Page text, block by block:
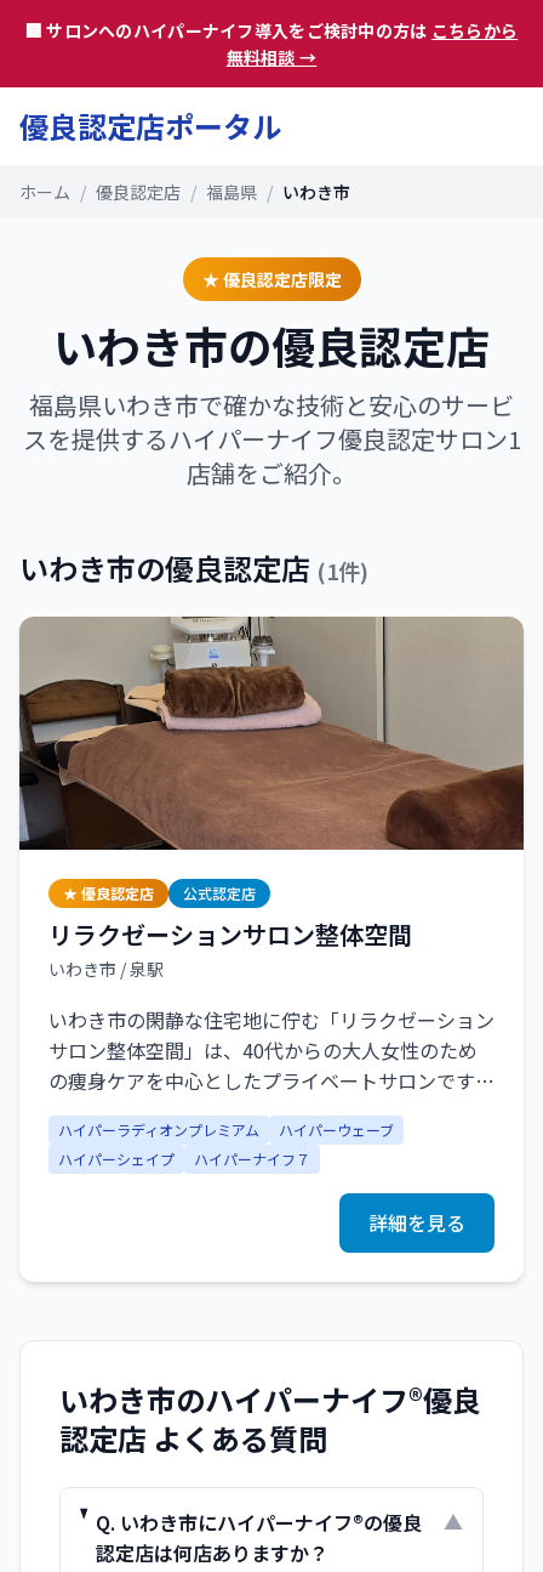
🏢 サロンへのハイパーナイフ導入をご検討中の方は こちらから
無料相談 →
優良認定店ポータル
ホーム / 優良認定店 / 福島県 / いわき市
★ 優良認定店限定
いわき市の優良認定店
福島県いわき市で確かな技術と安心のサービ
スを提供するハイパーナイフ優良認定サロン1
店舗をご紹介。
いわき市の優良認定店 (1件)
★ 優良認定店 公式認定店
リラクゼーションサロン整体空間
いわき市 / 泉駅
いわき市の閑静な住宅地に佇む「リラクゼーション
サロン整体空間」は、40代からの大人女性のため
の痩身ケアを中心としたプライベートサロンです。
最新痩身マシン《ハイパーナイフ7》をはじめとし
たハイパーシリーズをすべて導入している、いわき
市唯一の"ハイパーシリーズコンプリートサロン"。
脂肪を温め、ほぐし、引き締めるまでを一貫して行
うことで、年齢とともに変化した体型や自己流ダイ
エットでは難しいお悩みに効率よくアプローチしま
す。完全予約制・一人施術の上質な空間で、丁寧な
ます。
ハイパーラディオンプレミアム
ハイパーウェーブ
ハイパーシェイプ
ハイパーナイフ７
詳細を見る
いわき市のハイパーナイフ®優良
認定店 よくある質問
Q. いわき市にハイパーナイフ®の優良
認定店は何店ありますか？
▼